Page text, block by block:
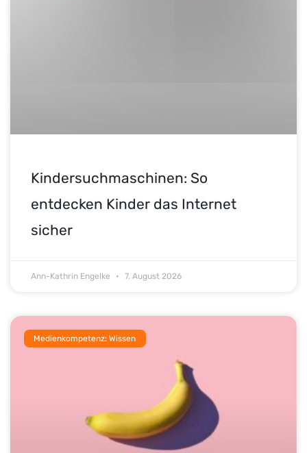
Kindersuchmaschinen: So
entdecken Kinder das Internet
sicher
Ann-Kathrin Engelke 7. August 2026
Medienkompetenz: Wissen